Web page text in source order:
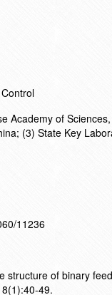
Academy of
(3) State Key
11236
structure of binary
49.